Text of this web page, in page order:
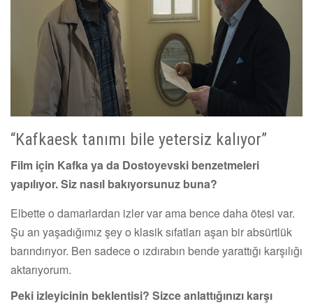
“Kafkaesk tanımı bile yetersiz kalıyor”
Film için Kafka ya da Dostoyevski benzetmeleri
yapılıyor. Siz nasıl bakıyorsunuz buna?
Elbette o damarlardan izler var ama bence daha ötesi var.
Şu an yaşadığımız şey o klasik sıfatları aşan bir absürtlük
barındırıyor. Ben sadece o ızdırabın bende yarattığı karşılığı
aktarıyorum.
Peki izleyicinin beklentisi? Sizce anlattığınızı karşı